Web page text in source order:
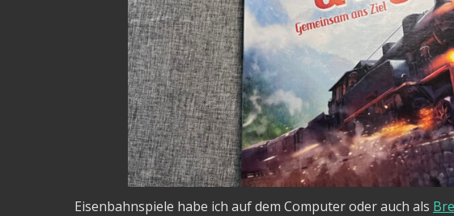
Eisenbahnspiele habe ich auf dem Computer oder auch als